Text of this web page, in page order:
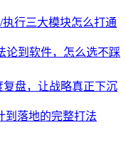
行三大模块怎么打通
论到软件，怎么选不踩
盘，让战略真正下沉
到落地的完整打法